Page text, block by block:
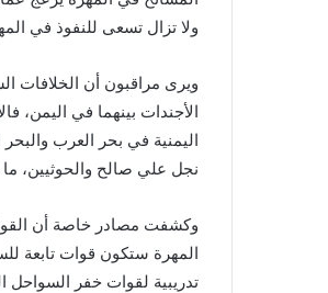
ولا تزال تسعى للنفوذ في
ويرى مراقبون أن الخلافات
الأجندات بينهما في اليمن،
اليمنية في بحر العرب
نجل علي صالح والحوثيين،
وكشفت مصادر خاصة أن
المهرة ستكون قوات تابعة
تدريبية لقوات خفر السواحل